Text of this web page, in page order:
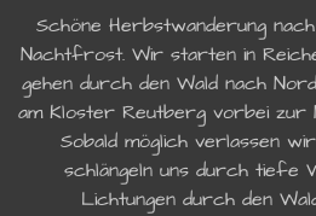
Schöne Herbstwanderung
Nachtfrost. Wir starten in
gehen durch den Wald nach
am Kloster Reutberg vorbei zur
Sobald möglich verlassen
schlängeln uns durch tiefe
Lichtungen durch den